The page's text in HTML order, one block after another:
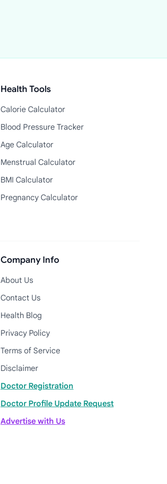
Health Tools
Calorie Calculator
Blood Pressure Tracker
Age Calculator
Menstrual Calculator
BMI Calculator
Pregnancy Calculator
Company Info
About Us
Contact Us
Health Blog
Privacy Policy
Terms of Service
Disclaimer
Doctor Registration
Doctor Profile Update Request
Advertise with Us